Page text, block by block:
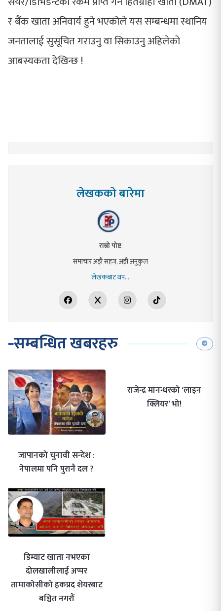
र बैंक खाता अनिवार्य हुने भएकोले यस सम्बन्धमा स्थानिय
जनतालाई सुसूचित गराउनु वा सिकाउनु अहिलेको
आबस्यकता देखिन्छ !
लेखकको बारेमा
राम्रो पोष्ट
समाचार अझै सहज, अझै अनुकुल
लेखकबाट थप...
सम्बन्धित खबरहरु
जापानको चुनावी सन्देश :
नेपालमा पनि पुरानै दल ?
राजेन्द्र मानन्धरको ‘लाइन
क्लियर’ भो!
डिम्याट खाता नभएका
दोलखालीलाई अप्पर
तामाकोसीको हकप्रद शेयरबाट
बञ्चित नगरौं